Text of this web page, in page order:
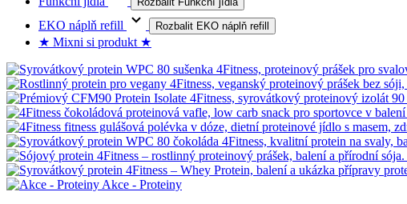
EKO náplň refill Rozbalit EKO náplň refill
★ Mixni si produkt ★
Akce - Proteiny